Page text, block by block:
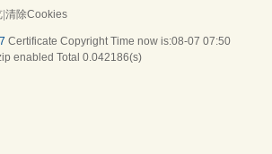
清除Cookies
Certificate Copyright Time now is:08-07 07:50
enabled Total 0.042186(s)